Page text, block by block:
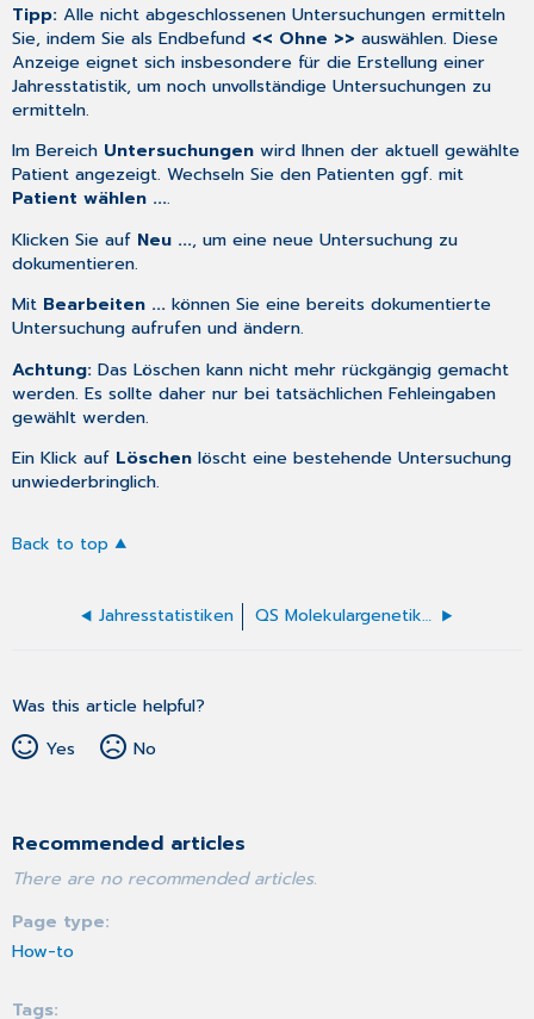
Tipp:Alle nicht abgeschlossenen Untersuchungen ermitteln
Sie, indem Sie als Endbefund << Ohne >> auswählen. Diese
Anzeige eignet sich insbesondere für die Erstellung einer
Jahresstatistik, um noch unvollständige Untersuchungen zu
ermitteln.
Im Bereich Untersuchungen wird Ihnen der aktuell gewählte
Patient angezeigt. Wechseln Sie den Patienten ggf. mit
Patient wählen ....
Klicken Sie auf Neu ..., um eine neue Untersuchung zu
dokumentieren.
Mit Bearbeiten ... können Sie eine bereits dokumentierte
Untersuchung aufrufen und ändern.
Achtung:Das Löschen kann nicht mehr rückgängig gemacht
werden. Es sollte daher nur bei tatsächlichen Fehleingaben
gewählt werden.
Ein Klick auf Löschen löscht eine bestehende Untersuchung
unwiederbringlich.
Back to top
Jahresstatistiken QS Molekulargenetik: Untersuchung
Was this article helpful?
Yes
No
Recommended articles
There are no recommended articles.
Page type
How-to
Tags